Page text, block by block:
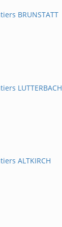
BRUNSTATT
LUTTERBACH
ALTKIRCH